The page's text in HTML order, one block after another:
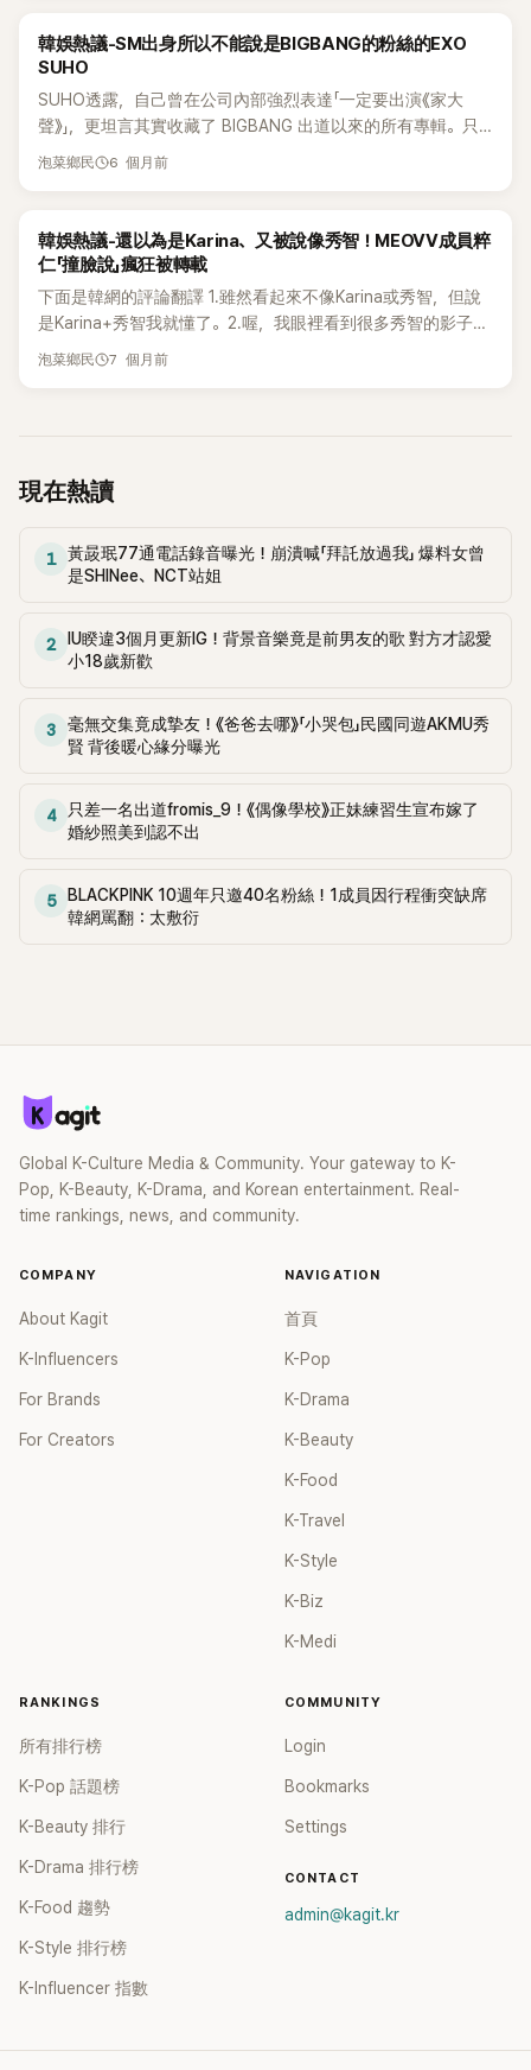
動也很好笑 ㅠㅠㅋㅋㅋㅋ 7.Suho為什麼一出現就消失ㅋㅋㅋㅋㅋ
ㅋㅋㅋㅋㅋ帥哥們也很會搞笑8.自動步道那個怎麼弄的？ ㅋㅋㅋ
什麼問題 10.D.O.強忍笑意也超好笑ㅋㅋㅋㅋㅋㅋ11.D.O.明明在
忍笑吧ㅋㅋㅋㅋㅋㅋㅋㅋㅋㅋ12.燦烈不是在搭自動步道嗎??ㅋㅋ
ㅋㅋㅋ 13.Suho上去又下來，笑死我了ㅋㅋㅋㅋㅋㅋㅋㅋㅋㅋㅋㅋ
ㅋㅋㅋㅋㅋㅋㅋㅋㅋㅋㅋㅋㅋㅋㅋㅋㅋㅋㅋㅋㅋㅋㅋ14.EXO最近真的
這些哥哥們本來就這麼好笑嗎 ㅋㅋㅋㅋㅋ看他們享受的樣子真
好17.差點笑翻天ㅋㅋㅋㅋㅋㅋㅋㅋㅋㅋㅋㅋㅋㅋㅋㅋㅋㅋㅋㅋㅋㅋㅋ
ㅋㅋㅋㅋㅋㅋㅋㅋㅋㅋㅋㅋㅋㅋ18.Kai維持不動真的超好笑ㅋㅋㅋ
19.真的超好笑的團體ㅋㅋㅋㅋㅋㅋㅋㅋ20.D.O.忍笑真的太好笑
影片ㅋㅋㅋㅋㅋ像AI生成的那種突然出現的感覺ㅋㅋㅋ 22.D.O.忍
ㅋㅋㅋㅋㅋㅋ27.燦烈和Suho真的是爆笑ㅋㅋㅋㅋㅋㅋㅋㅋㅋㅋ
28.D.O.忍笑的樣子都看得出來 ㅋㅋㅋㅋㅋ29.燦烈感覺像是搭
ㅋㅋㅋㅋㅋ 31.Kai怎麼不笑呢？ ㅋㅋㅋㅋㅋㅋㅋㅋㅋㅋㅋㅋㅋ32.聽
說是D.O.的點子ㅋㅋㅋ忍不住笑的樣子太可愛了ㅋㅋㅋ燦烈也超
超好笑ㅋㅋㅋㅋ35.燦烈是不是搭了自動步道啊ㅋㅋㅋㅋㅋ36.帥
哥們為什麼還要搞笑ㅋㅋㅋㅋㅋㅋEXO真的是超搞笑的團體(這是
ㅋㅋㅋㅋㅋㅋㅋㅋㅋㅋㅋㅋㅋㅋㅋ38.EXO最近真的超搞笑ㅋㅋㅋㅋ
ㅋㅋㅋㅋ39.燦烈怎麼做到的ㅋㅋㅋㅋㅋㅋㅋㅋㅋㅋㅋ 40.最近EXO
來...他們是為了搞笑才回歸的嗎 ㅋㅋㅋ44.你們就是我的喜劇演
員，真的ㅋㅋㅋㅋㅋㅋㅋㅋ45.有完整版嗎？ ㅋㅋㅋㅋ想知道燦烈
熱議討論
韓娛熱議-SM出身所以不能說是BIGBANG的粉絲的EXO
SUHO
SUHO透露，自己曾在公司內部強烈表達「一定要出演《家大
聲》」，更坦言其實收藏了 BIGBANG 出道以來的所有專輯。只
是因為身在 SM 娛樂，過去一直不好意思公開說自己喜歡
看 GD 的 Coachella 演出，展現滿滿粉絲心。 下面是韓網的評
論翻譯 1.第一次知道SUHO是這麼大的粉絲呢，哈哈！2.沒有
臉真是可愛到不行，哈哈哈哈哈哈！ 4.回想那個時代，真的太
震撼了，哈哈哈，真是讓人驚訝！5.居然要去看Coachella嗎？
哈哈哈哈哈，真的太狂熱了吧！6.很難不喜歡BIGBANG吧，他
們的歌都超讚的！ 7.既是競爭對手又讓人羨慕，也想變成他們
10.就是BIGBANG的世代啊，哈哈，那時候大家都超愛
BIGBANG的，哈哈！12.想去看BIGBANG的Coachella就是認真
的粉絲啊，哈哈哈！ 13.那時的男偶像是啦，不過SUHO是這樣
男偶像來說不喜歡BIGBANG真的很難吧！ 16.因為是BIGBANG
的世代嘛，哈哈！17.我身邊也有很多BIGBANG的男粉絲，普通
歌...18.這是個可愛又溫馨的對話，但有些粉絲到底是被什麼刺
激到了啊... 19.要找不是BIGBANG粉絲的歌手可能更難吧，哈
不算什麼，卻很生氣！21.在男偶像中不提BIGBANG的真不多
見！ 22.哇，這次的節目看起來很有趣，EXO的綜藝真的很好
泡菜鄉民 6 個月前
熱議討論
韓娛熱議-還以為是Karina、又被說像秀智！MEOVV成員粹
仁「撞臉說」瘋狂被轉載
下面是韓網的評論翻譯 1.雖然看起來不像Karina或秀智，但說
是Karina+秀智我就懂了。2.喔，我眼裡看到很多秀智的影子
耶。3.粹仁真的好美，我有時候也會看到秀智的感覺。 4.哇，
Karina，好神奇哈哈。9.哇，聲音也有秀智的感覺。 10.粹仁真
的真的好美....11.哇，真的看到Karina和秀智，太美了。12.真的
是秀智，結果不是哈哈，但真的很美。14.那種造型讓人看到秀
智，頭髮放下來就看到Karina。15.真的兩個都有，太美了 ㅠㅠ
美。17.太美了，舞也跳得超好 ㅜㅠ18.一直用厚重的瀏海和側髮
遮住這麼美的人，真是太可惜了...雖然那樣也很美。 19.語氣和
好美。21.不是Karina也不是秀智，但臉上有兩者的混合感。
22.喔，我還在想什麼意思，哈哈，真的兩者都有感覺。23.看
有，但我覺得秀智更明顯哈哈。26.哇，像用了濾鏡一樣，五官
很大，臉很小。27.真的有點像兩者混合的感覺哈哈哈哈。 28.
臉像秀智，想看淡妝的樣子。29.眼睛低垂時像Karina，抬起時
像秀智。30.眼型和臉型像Karina，嘴巴像秀智哈哈。 31.像是
人發現她的美了 ㅠㅠㅠ 40.哇，兩者都看得到哈哈，甚至留言
裡提到的尹恩惠也有些像哈哈，還有點像朴信惠哈哈，真的太
美了。41.哇，第一次看這類文章就真的感覺到那位藝人的影
子，真有兩者的感覺。42.Karina和秀智兩個都看到了哈哈哈哈
哈哈。
泡菜鄉民 7 個月前
現在熱讀
1
黃晸珉77通電話錄音曝光！崩潰喊「拜託放過我」 爆料女曾
是SHINee、NCT站姐
2
IU睽違3個月更新IG！背景音樂竟是前男友的歌 對方才認愛
小18歲新歡
3
毫無交集竟成摯友！《爸爸去哪》「小哭包」民國同遊AKMU秀
賢 背後暖心緣分曝光
4
只差一名出道fromis_9！《偶像學校》正妹練習生宣布嫁了
婚紗照美到認不出
5
BLACKPINK 10週年只邀40名粉絲！1成員因行程衝突缺席
韓網罵翻：太敷衍
Global K-Culture Media & Community. Your gateway to K-
Pop, K-Beauty, K-Drama, and Korean entertainment. Real-
time rankings, news, and community.
COMPANY
About Kagit
K-Influencers
For Brands
For Creators
NAVIGATION
首頁
K-Pop
K-Drama
K-Beauty
K-Food
K-Travel
K-Style
K-Biz
K-Medi
RANKINGS
所有排行榜
K-Pop 話題榜
K-Beauty 排行
K-Drama 排行榜
K-Food 趨勢
K-Style 排行榜
K-Influencer 指數
COMMUNITY
Login
Bookmarks
Settings
CONTACT
admin@kagit.kr